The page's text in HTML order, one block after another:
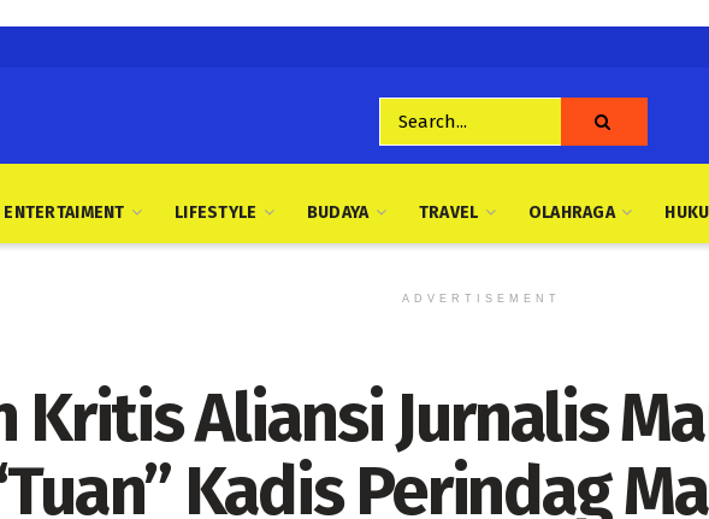
ENTERTAIMENT LIFESTYLE BUDAYA TRAVEL OLAHRAGA
ADVERTISEMENT
Kritis Aliansi Jurnalis
Kadis Perindag